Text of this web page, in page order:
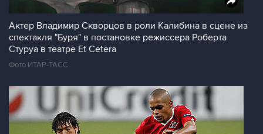
Актер Владимир Скворцов в роли Калибина в сцене из
спектакля "Буря" в постановке режиссера Роберта
Стуруа в театре Et Cetera
Фото ИТАР-ТАСС